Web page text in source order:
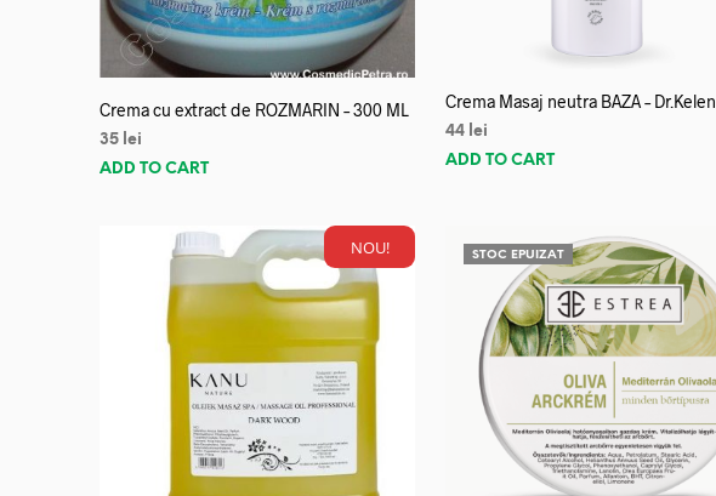
Crema cu extract de ROZMARIN – 300 ML
35 lei
ADD TO CART
Crema Masaj neutra BAZA – Dr.Kelen
44 lei
ADD TO CART
NOU! STOC EPUIZAT